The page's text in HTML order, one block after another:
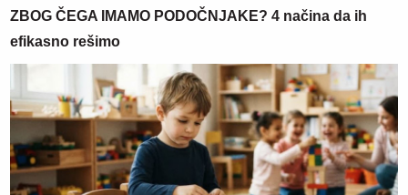
ZBOG ČEGA IMAMO PODOČNJAKE? 4 načina da ih
efikasno rešimo